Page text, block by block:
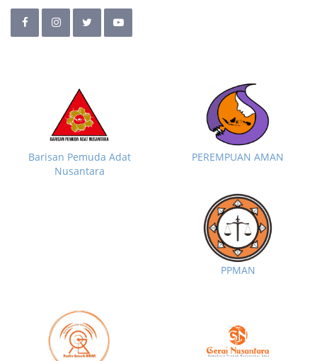
Barisan Pemuda Adat
Nusantara
PEREMPUAN AMAN
PPMAN